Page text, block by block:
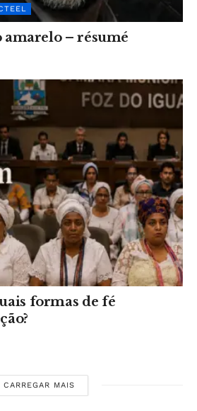
– résumé
formas de fé
CARREGAR MAIS